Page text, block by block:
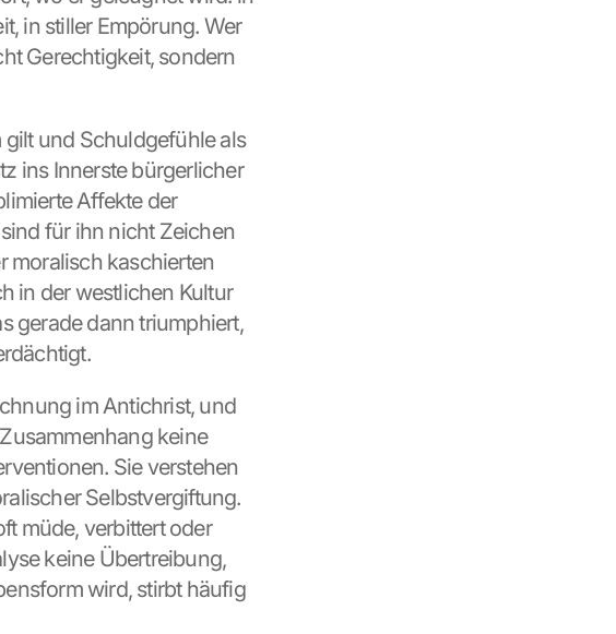
in stiller Empörung. Wer
Gerechtigkeit, sondern
gilt und Schuldgefühle als
ins Innerste bürgerlicher
Affekte der
für ihn nicht Zeichen
moralisch kaschierten
in der westlichen Kultur
gerade dann triumphiert,
im Antichrist, und
keine
Sie verstehen
Selbstvergiftung.
müde, verbittert oder
keine Übertreibung,
wird, stirbt häufig